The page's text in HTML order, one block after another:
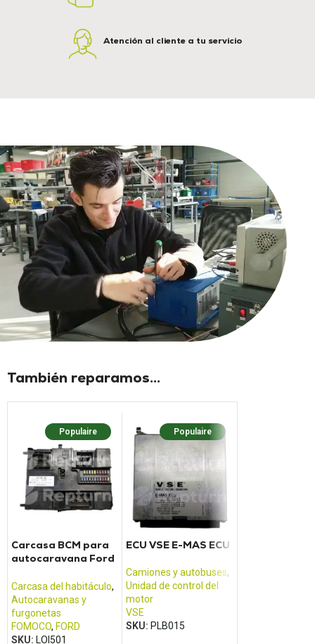
Atención al cliente a tu servicio
También reparamos...
Populaire
Carcasa BCM para
autocaravana Ford
2017)
Carcasa del habitáculo,
Autocaravanas y
furgonetas
FOMOCO, FORD
SKU: LOI501
Populaire
ECU VSE E-MAS ECU
Camiones y autobuses,
Unidad de control del
motor
VSE
SKU: PLB015